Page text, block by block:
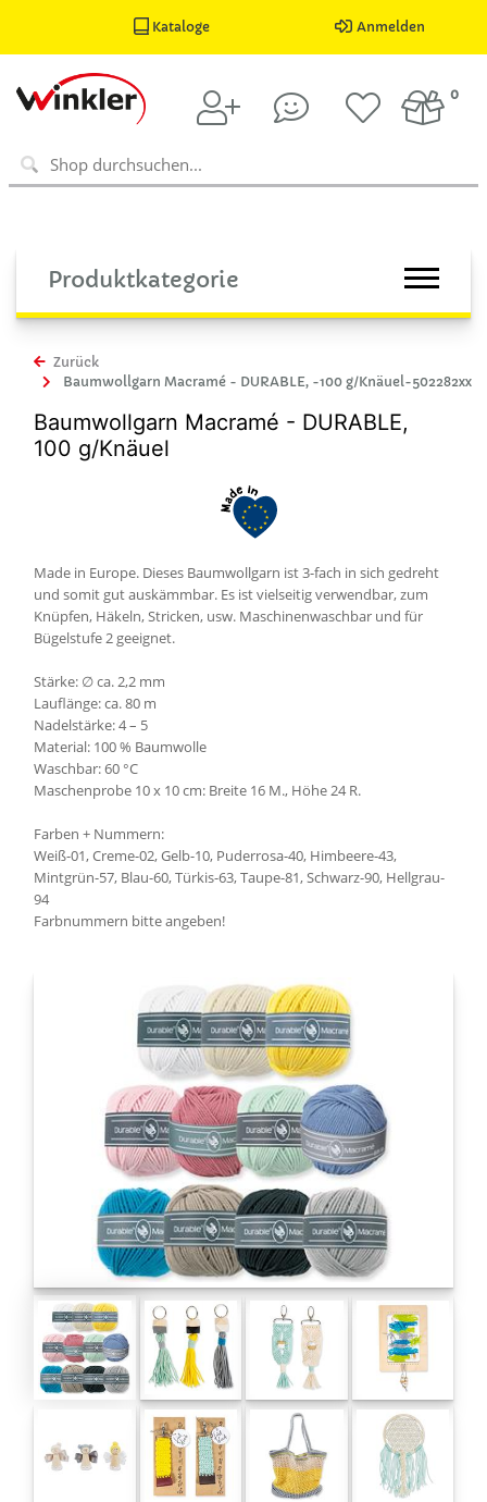
Kataloge Anmelden
0
Produktkategorie
Zurück
Baumwollgarn Macramé - DURABLE, -100 g/Knäuel-502282xx
Baumwollgarn Macramé - DURABLE,
100 g/Knäuel
Made in Europe. Dieses Baumwollgarn ist 3-fach in sich gedreht
und somit gut auskämmbar. Es ist vielseitig verwendbar, zum
Knüpfen, Häkeln, Stricken, usw. Maschinenwaschbar und für
Bügelstufe 2 geeignet.
Stärke: ∅ ca. 2,2 mm
Lauflänge: ca. 80 m
Nadelstärke: 4 – 5
Material: 100 % Baumwolle
Waschbar: 60 °C
Maschenprobe 10 x 10 cm: Breite 16 M., Höhe 24 R.
Farben + Nummern:
Weiß-01, Creme-02, Gelb-10, Puderrosa-40, Himbeere-43,
Mintgrün-57, Blau-60, Türkis-63, Taupe-81, Schwarz-90, Hellgrau-
94
Farbnummern bitte angeben!